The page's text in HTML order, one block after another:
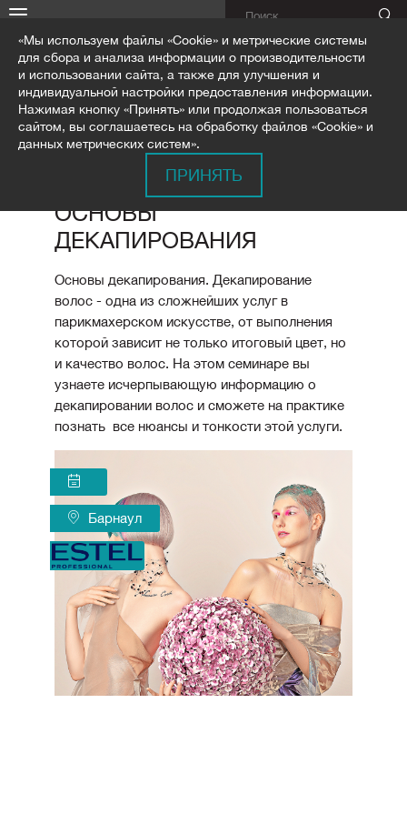
ГЛАВНАЯ ОБУЧЕНИЕ
ПРОГРАММЫ СЕМИНАРОВ
ОСНОВЫ ДЕКАПИРОВАНИЯ
ОСНОВЫ
ДЕКАПИРОВАНИЯ
Основы декапирования. Декапирование
волос - одна из сложнейших услуг в
парикмахерском искусстве, от выполнения
которой зависит не только итоговый цвет, но
и качество волос. На этом семинаре вы
узнаете исчерпывающую информацию о
декапировании волос и сможете на практике
познать все нюансы и тонкости этой услуги.
Барнаул
«Мы используем файлы «Cookie» и метрические системы
для сбора и анализа информации о производительности
и использовании сайта, а также для улучшения и
индивидуальной настройки предоставления информации.
Нажимая кнопку «Принять» или продолжая пользоваться
сайтом, вы соглашаетесь на обработку файлов «Cookie» и
данных метрических систем».
ПРИНЯТЬ